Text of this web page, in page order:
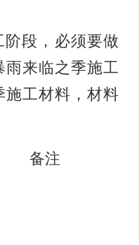
段，必须要做
雨来临之季施工
施工材料，材料
备注